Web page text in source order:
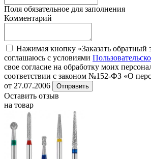
Поля обязательное для заполнения
Комментарий
Нажимая кнопку «Заказать обратный
соглашаюсь с условиями
свое согласие на обработку моих
соответствии с законом №152-ФЗ «О
от 27.07.2006
Отправить
Оставить отзыв
на товар